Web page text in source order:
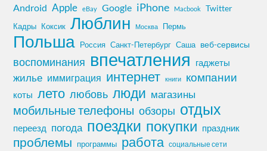
Android Apple eBay Google iPhone Macbook Twitter
Кадры Коксик Люблин Москва Пермь
Польша Россия Санкт-Петербург Саша веб-сервисы
воспоминания впечатления гаджеты
жилье иммиграция интернет книги компании
коты лето любовь люди магазины
мобильные телефоны обзоры отдых
переезд погода поездки покупки праздник
проблемы программы работа социальные сети